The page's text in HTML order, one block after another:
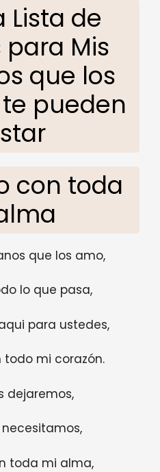
Lista de
para Mis
que los
pueden
con toda
que los amo,
lo que pasa,
para ustedes,
todo mi corazón.
dejaremos,
toda mi alma,